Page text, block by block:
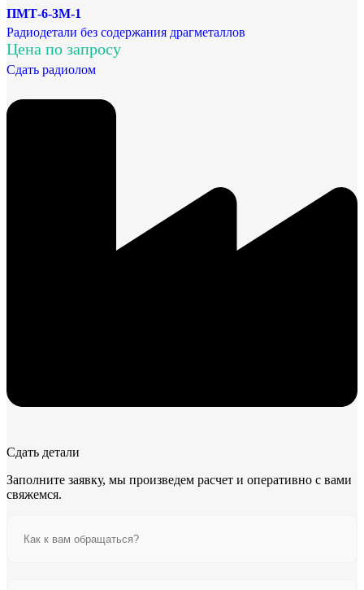
ПМТ-6-3М-1
Радиодетали без содержания драгметаллов
Цена по запросу
Сдать радиолом
Сдать детали
Заполните заявку, мы произведем расчет и оперативно с вами
свяжемся.